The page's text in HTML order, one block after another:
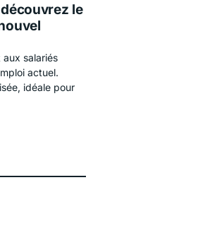
le
salariés
actuel.
idéale pour